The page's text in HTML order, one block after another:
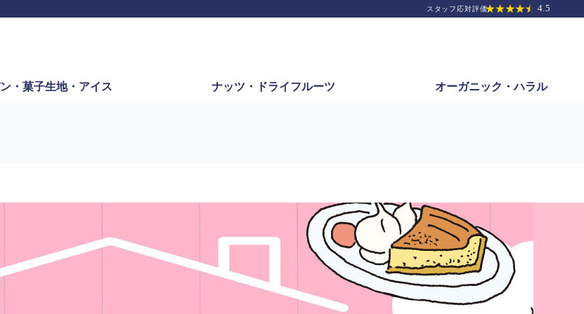
・ 菓子生地・ アイス ナッツ・ ドライフルーツ オーガニック・ハラル